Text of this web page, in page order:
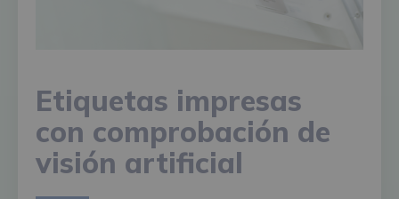
Etiquetas impresas
con comprobación de
visión artificial